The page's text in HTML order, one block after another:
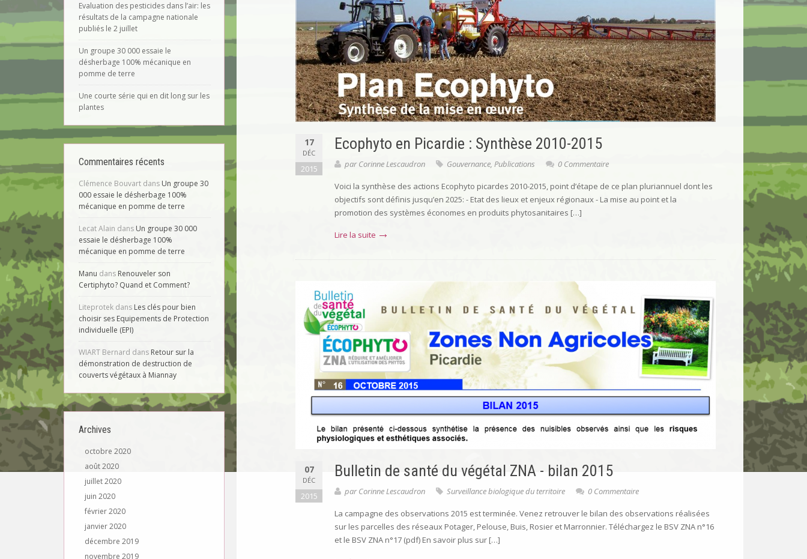
17
DÉC
2015
Ecophyto en Picardie : Synthèse 2010-2015
parCorinne Lescaudron Gouvernance, Publications 0 Commentaire
Voici la synthèse des actions Ecophyto picardes 2010-2015, point d’étape de ce plan pluriannuel dont les
objectifs sont définis jusqu’en 2025: - Etat des lieux et enjeux régionaux - La mise au point et la
promotion des systèmes économes en produits phytosanitaires […]
Lire la suite
07
DÉC
2015
Bulletin de santé du végétal ZNA - bilan 2015
parCorinne Lescaudron Surveillance biologique du territoire 0 Commentaire
La campagne des observations 2015 est terminée. Venez retrouver le bilan des observations réalisées
sur les parcelles des réseaux Potager, Pelouse, Buis, Rosier et Marronnier. Téléchargez le BSV ZNA n°16
et le BSV ZNA n°17 (pdf) En savoir plus sur […]
Evaluation des pesticides dans l’air: les
résultats de la campagne nationale
publiés le 2 juillet
Un groupe 30 000 essaie le
désherbage 100% mécanique en
pomme de terre
Une courte série qui en dit long sur les
plantes
Commentaires récents
Clémence Bouvart dans Un groupe 30
000 essaie le désherbage 100%
mécanique en pomme de terre
Lecat Alain dans Un groupe 30 000
essaie le désherbage 100%
mécanique en pomme de terre
Manu dans Renouveler son
Certiphyto? Quand et Comment?
Liteprotek dans Les clés pour bien
choisir ses Equipements de Protection
individuelle (EPI)
WIART Bernard dans Retour sur la
démonstration de destruction de
couverts végétaux à Miannay
Archives
octobre 2020
août 2020
juillet 2020
juin 2020
février 2020
janvier 2020
décembre 2019
novembre 2019